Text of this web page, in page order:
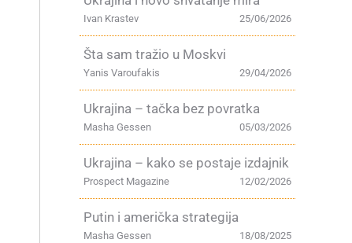
25/06/2026
Ivan Krastev
Šta sam tražio u Moskvi
29/04/2026
Yanis Varoufakis
Ukrajina – tačka bez povratka
05/03/2026
Masha Gessen
Ukrajina – kako se postaje izdajnik
12/02/2026
Prospect Magazine
Putin i američka strategija
18/08/2025
Masha Gessen